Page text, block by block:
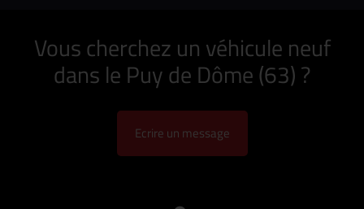
Vous cherchez un véhicule neuf
dans le Puy de Dôme (63) ?
Ecrire un message